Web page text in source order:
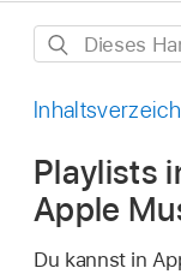
Dieses
durchsuchen
Playlists
Apple
Du kannst in